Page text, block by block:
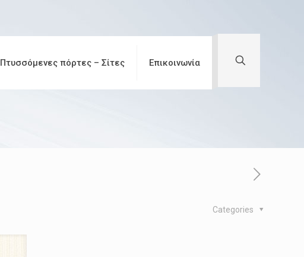
Πτυσσόμενες πόρτες – Σίτες Επικοινωνία
Categories